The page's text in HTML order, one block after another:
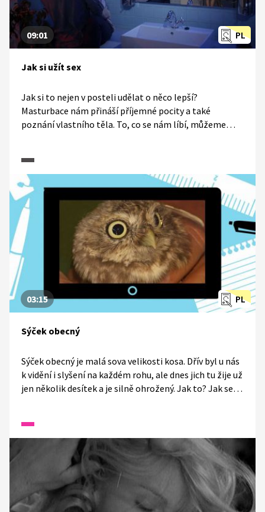
PL
09:01
Jak si užít sex
Jak si to nejen v posteli udělat o něco lepší?
Masturbace nám přináší příjemné pocity a také
poznání vlastního těla. To, co se nám líbí, můžeme
pomůcek, ale i různé kinky a fetiše. Pokud souhlasí
všichni zúčastnění, představivosti se meze nekladou.
Ale nezapomeňte, že v Česku je sex legální až od 15 let.
PL
03:15
Sýček obecný
Sýček obecný je malá sova velikosti kosa. Dřív byl u nás
k vidění i slyšení na každém rohu, ale dnes jich tu žije už
jen několik desítek a je silně ohrožený. Jak to? Jak se